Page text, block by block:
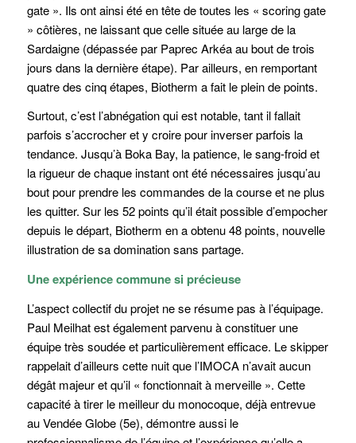
gate ». Ils ont ainsi été en tête de toutes les « scoring gate
» côtières, ne laissant que celle située au large de la
Sardaigne (dépassée par Paprec Arkéa au bout de trois
jours dans la dernière étape). Par ailleurs, en remportant
quatre des cinq étapes, Biotherm a fait le plein de points.
Surtout, c’est l’abnégation qui est notable, tant il fallait
parfois s’accrocher et y croire pour inverser parfois la
tendance. Jusqu’à Boka Bay, la patience, le sang-froid et
la rigueur de chaque instant ont été nécessaires jusqu’au
bout pour prendre les commandes de la course et ne plus
les quitter. Sur les 52 points qu’il était possible d’empocher
depuis le départ, Biotherm en a obtenu 48 points, nouvelle
illustration de sa domination sans partage.
Une expérience commune si précieuse
L’aspect collectif du projet ne se résume pas à l’équipage.
Paul Meilhat est également parvenu à constituer une
équipe très soudée et particulièrement efficace. Le skipper
rappelait d’ailleurs cette nuit que l’IMOCA n’avait aucun
dégât majeur et qu’il « fonctionnait à merveille ». Cette
capacité à tirer le meilleur du monocoque, déjà entrevue
au Vendée Globe (5e), démontre aussi le